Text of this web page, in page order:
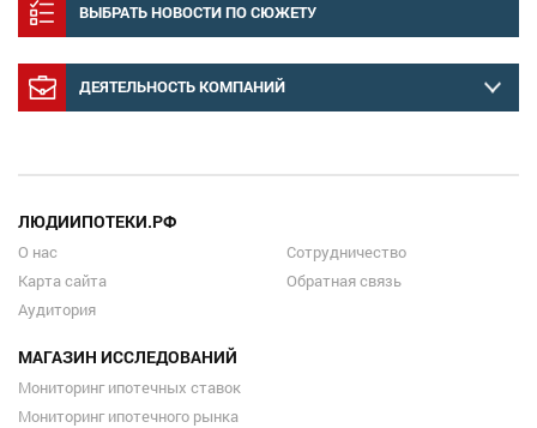
ВЫБРАТЬ НОВОСТИ ПО СЮЖЕТУ
ДЕЯТЕЛЬНОСТЬ КОМПАНИЙ
ЛЮДИИПОТЕКИ.РФ
О нас
Карта сайта
Аудитория
Сотрудничество
Обратная связь
МАГАЗИН ИССЛЕДОВАНИЙ
Мониторинг ипотечных ставок
Мониторинг ипотечного рынка